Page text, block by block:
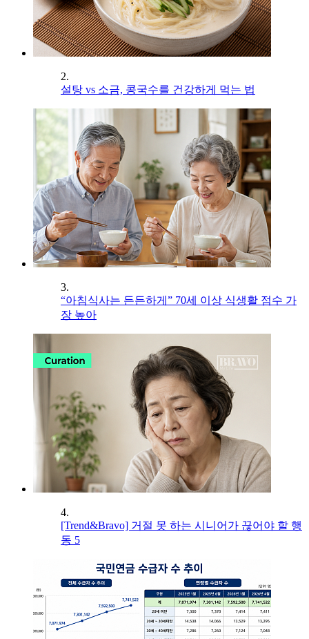
2.
설탕 vs 소금, 콩국수를 건강하게 먹는 법
3.
“아침식사는 든든하게” 70세 이상 식생활 점수 가
장 높아
4.
[Trend&Bravo] 거절 못 하는 시니어가 끊어야 할 행
동 5